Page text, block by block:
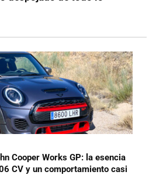
Cooper Works GP: la esencia
CV y un comportamiento casi